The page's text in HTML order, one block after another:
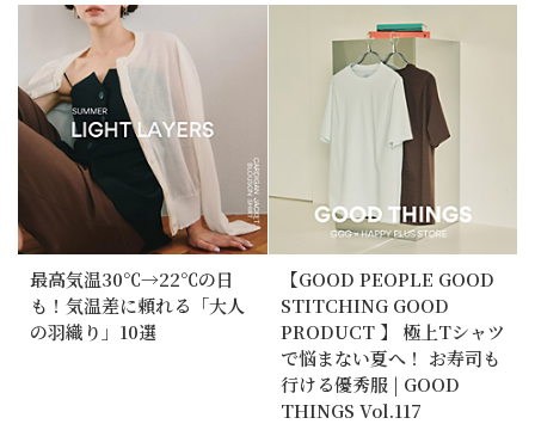
最高気温30℃→22℃の日
も！気温差に頼れる「大人
の羽織り」10選
【GOOD PEOPLE GOOD
STITCHING GOOD
PRODUCT 】 極上Tシャツ
で悩まない夏へ！ お寿司も
行ける優秀服 | GOOD
THINGS Vol.117